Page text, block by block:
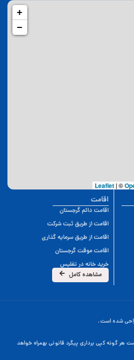
+
−
|©
اقامت
اقامت دائم گرجستان
اقامت از طریق ثبت شرکت
اقامت از طریق سرمایه گذاری
اقامت موقت گرجستان
خرید خانه در تفلیس
مشاهده کامل
شده است.
گونه کپی برداری پیگرد قانونی بهمراه خواهد